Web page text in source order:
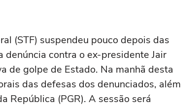
(STF) suspendeu pouco depois das
contra o ex-presidente Jair
de golpe de Estado. Na manhã desta
das defesas dos denunciados, além
República (PGR). A sessão será